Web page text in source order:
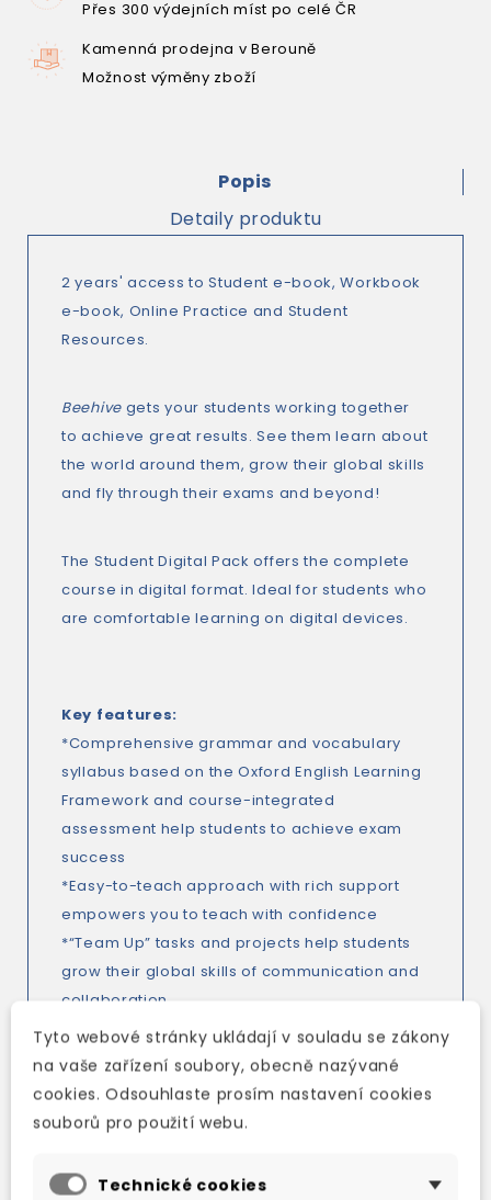
Přes 300 výdejních míst po celé ČR
Kamenná prodejna v Berouně
Možnost výměny zboží
Popis
Detaily produktu
2 years' access to Student e-book, Workbook
e-book, Online Practice and Student
Resources.
Beehivegets your students working together
to achieve great results. See them learn about
the world around them, grow their global skills
and fly through their exams and beyond!
The Student Digital Pack offers the complete
course in digital format. Ideal for students who
are comfortable learning on digital devices.
Key features:
*Comprehensive grammar and vocabulary
syllabus based on the Oxford English Learning
Framework and course-integrated
assessment help students to achieve exam
success
*Easy-to-teach approach with rich support
empowers you to teach with confidence
*“Team Up” tasks and projects help students
grow their global skills of communication and
collaboration
*“Think, feel, grow” activities guide students'
social and emotional awareness and
wellbeing
*Stories and videos bring international culture
world and become global citizens
Tyto webové stránky ukládají v souladu se zákony
na vaše zařízení soubory, obecně nazývané
cookies. Odsouhlaste prosím nastavení cookies
souborů pro použití webu.
Technické cookies